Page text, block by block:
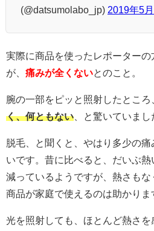
(@datsumolabo_jp) 2019年5
実際に商品を使ったレポーター
が、 痛みが全くないとのこと。
腕の一部をピッと照射したところ
く、何ともない 、と驚いていまし
脱毛、と聞くと、やはり多少の
いです。昔に比べると、だいぶ
減っているようですが、熱さもな
商品が家庭で使えるのは助かりま
光を照射しても、ほとんど熱さを